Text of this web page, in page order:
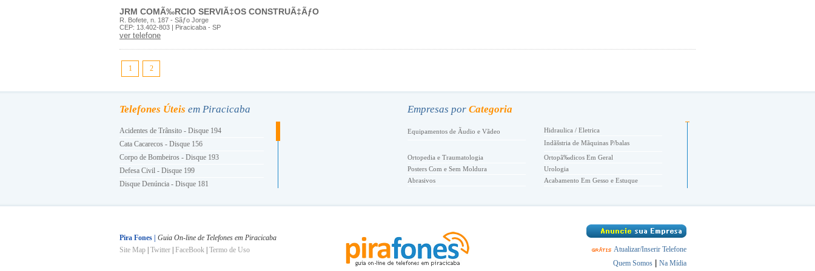
JRM COMÃ‰RCIO SERVIÃ‡OS CONSTRUÃ‡ÃƒO
R. Bofete, n. 187 - Sãƒo Jorge
CEP: 13.402-803 | Piracicaba - SP
ver telefone
1 2
Empresas por Categoria
Equipamentos de Ãudio e Vãdeo
Hidraulica / Eletrica
Indãšstria de Mãquinas P/balas
Ortopedia e Traumatologia
Ortopã‰dicos Em Geral
Posters Com e Sem Moldura
Urologia
Abrasivos
Acabamento Em Gesso e Estuque
Acessorios Automotivos
Acessã“rios de Conforto
Acessã“rios de Moda
Acessã“rios Femininos
Acessã“rios Para Laboratã“rio
Acessorios Para Telefonia
Acessã“rios, Alianã‡as de Compromisso
Telefones Úteis em Piracicaba
Acidentes de Trânsito - Disque 194
Cata Cacarecos - Disque 156
Corpo de Bombeiros - Disque 193
Defesa Civil - Disque 199
Disque Denúncia - Disque 181
INSS - Disque 0800 780191
Ligue Luz - Disque 0800 101010
Pira Fones | Guia On-line de Telefones em Piracicaba
Site Map Twitter FaceBook Termo de Uso
Atualizar/Inserir Telefone
Quem Somos
Na Mídia